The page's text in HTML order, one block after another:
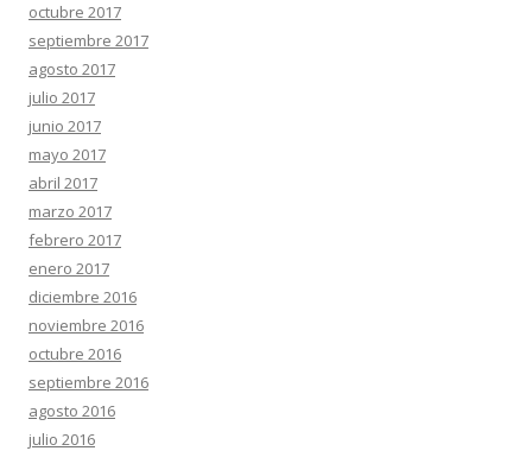
octubre 2017
septiembre 2017
agosto 2017
julio 2017
junio 2017
mayo 2017
abril 2017
marzo 2017
febrero 2017
enero 2017
diciembre 2016
noviembre 2016
octubre 2016
septiembre 2016
agosto 2016
julio 2016